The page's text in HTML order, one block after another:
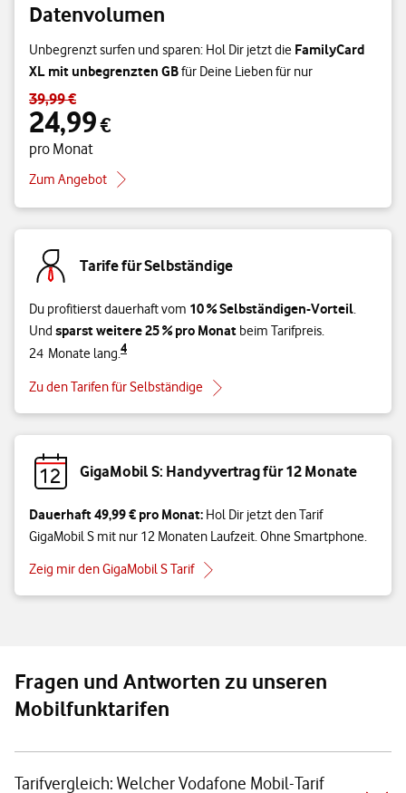
Datenvolumen
Unbegrenzt surfen und sparen: Hol Dir jetzt die FamilyCard
XL mit unbegrenzten GBfür Deine Lieben für nur
Standardpreis 39,99 € – Angebotspreis 24,99 € pro Monat
39,99 €
24,99€
pro Monat
Zum Angebot
Tarife für Selbständige
Du profitierst dauerhaft vom 10 % Selbständigen-Vorteil.
Und sparst weitere 25 % pro Monat beim Tarifpreis.
24 Monate lang.4
Zu den Tarifen für Selbständige
GigaMobil S: Handyvertrag für 12 Monate
Dauerhaft 49,99 € pro Monat: Hol Dir jetzt den Tarif
GigaMobil S mit nur 12 Monaten Laufzeit. Ohne Smartphone.
Zeig mir den GigaMobil S Tarif
Fragen und Antworten zu unseren
Mobilfunktarifen
Tarifvergleich: Welcher Vodafone Mobil-Tarif